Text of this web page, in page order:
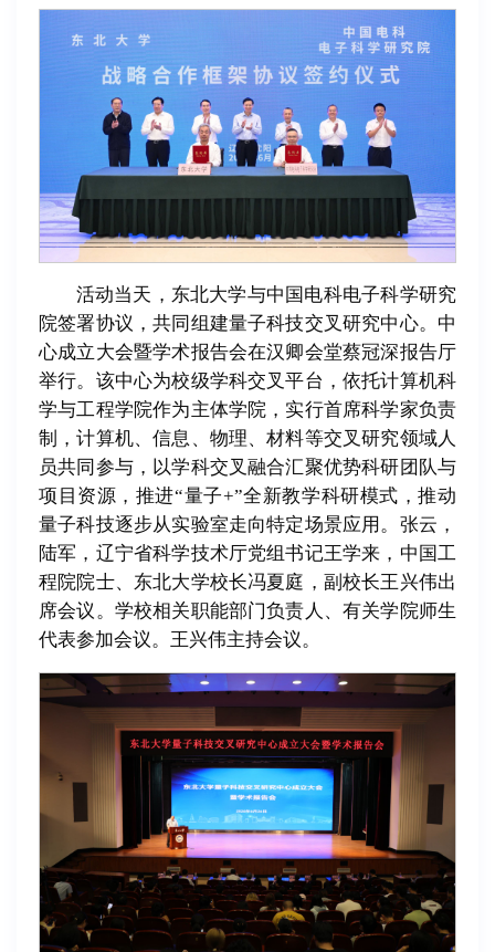
活动当天，东北大学与中国电科电子科学研究
院签署协议，共同组建量子科技交叉研究中心。中
心成立大会暨学术报告会在汉卿会堂蔡冠深报告厅
举行。该中心为校级学科交叉平台，依托计算机科
学与工程学院作为主体学院，实行首席科学家负责
制，计算机、信息、物理、材料等交叉研究领域人
员共同参与，以学科交叉融合汇聚优势科研团队与
项目资源，推进“量子+”全新教学科研模式，推动
量子科技逐步从实验室走向特定场景应用。张云，
陆军，辽宁省科学技术厅党组书记王学来，中国工
程院院士、东北大学校长冯夏庭，副校长王兴伟出
席会议。学校相关职能部门负责人、有关学院师生
代表参加会议。王兴伟主持会议。